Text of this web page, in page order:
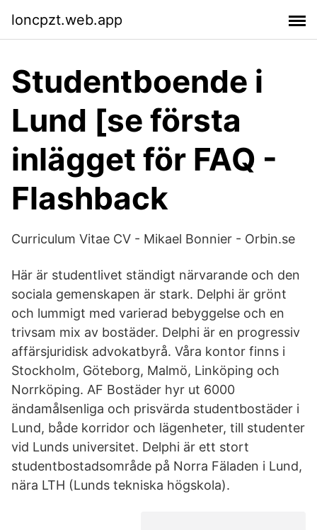
loncpzt.web.app
Studentboende i
Lund [se första
inlägget för FAQ -
Flashback
Curriculum Vitae CV - Mikael Bonnier - Orbin.se
Här är studentlivet ständigt närvarande och den
sociala gemenskapen är stark. Delphi är grönt
och lummigt med varierad bebyggelse och en
trivsam mix av bostäder. Delphi är en progressiv
affärsjuridisk advokatbyrå. Våra kontor finns i
Stockholm, Göteborg, Malmö, Linköping och
Norrköping. AF Bostäder hyr ut 6000
ändamålsenliga och prisvärda studentbostäder i
Lund, både korridor och lägenheter, till studenter
vid Lunds universitet. Delphi är ett stort
studentbostadsområde på Norra Fäladen i Lund,
nära LTH (Lunds tekniska högskola).